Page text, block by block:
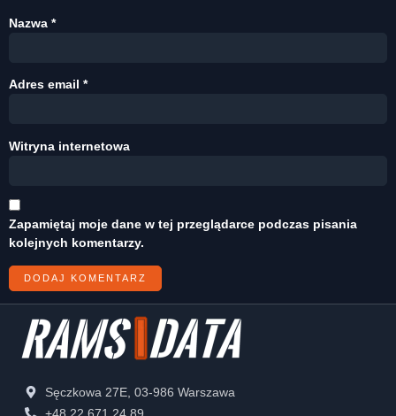
Nazwa *
Adres email *
Witryna internetowa
Zapamiętaj moje dane w tej przeglądarce podczas pisania
kolejnych komentarzy.
Sęczkowa 27E, 03-986 Warszawa